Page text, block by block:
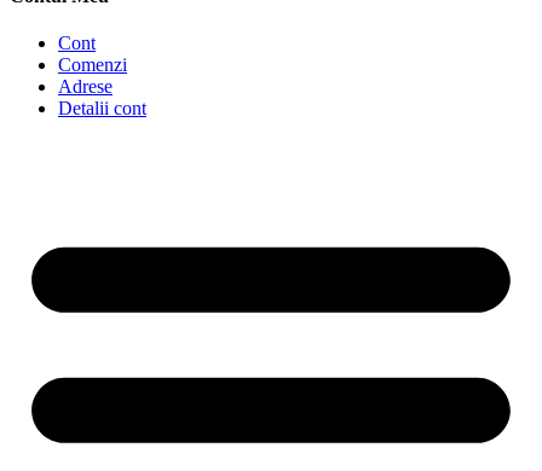
Cont
Comenzi
Adrese
Detalii cont